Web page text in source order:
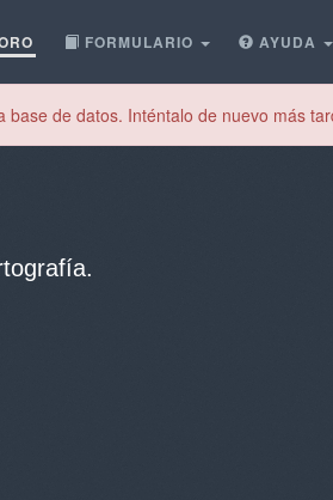
FORMULARIO AYUDA
base de datos. Inténtalo de nuevo más